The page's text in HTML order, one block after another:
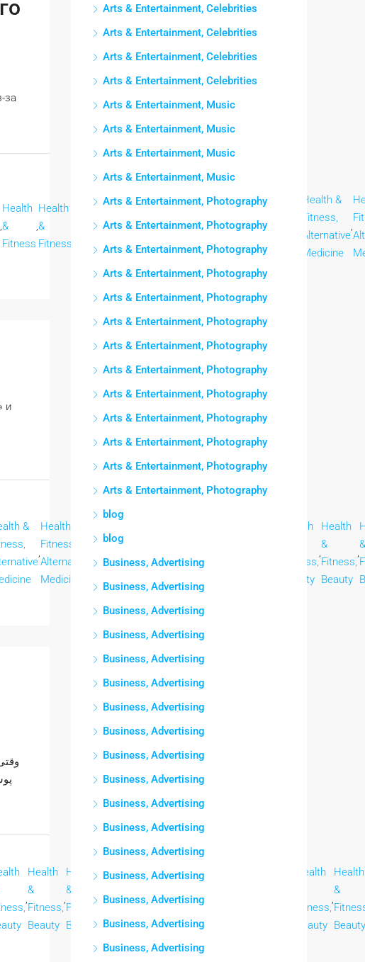
за
,
Health
&
Fitness
,
Health
&
Fitness
Health
Fitness
,
Health
Acne
,
Health
Acne
,
Health
Acne
,
Health
Fitness,
Acne
,
Health
Fitness,
Acne
Health &
Fitness,
Alternative
Medicine
,
и
&
,
Health &
Fitness,
Alternative
Medicine
&
Fitness,Fitness,Fitness,
Health
Fitness,
Beauty
,
Health
&
Fitness,
Beauty
,
&
Health
&
Fitness,
Beauty
Health
&
Fitness,
Beauty
,
Health
Fitness,
Beauty
,
Health
Fitness,
Beauty
,
Health
Fitness,
Beauty
Health
Fitness,
Beauty
Health
&
Beauty
Arts & Entertainment, Celebrities
Arts & Entertainment, Celebrities
Arts & Entertainment, Celebrities
Arts & Entertainment, Celebrities
Arts & Entertainment, Music
Arts & Entertainment, Music
Arts & Entertainment, Music
Arts & Entertainment, Music
Arts & Entertainment, Photography
Arts & Entertainment, Photography
Arts & Entertainment, Photography
Arts & Entertainment, Photography
Arts & Entertainment, Photography
Arts & Entertainment, Photography
Arts & Entertainment, Photography
Arts & Entertainment, Photography
Arts & Entertainment, Photography
Arts & Entertainment, Photography
Arts & Entertainment, Photography
Arts & Entertainment, Photography
Arts & Entertainment, Photography
blog
blog
Business, Advertising
Business, Advertising
Business, Advertising
Business, Advertising
Business, Advertising
Business, Advertising
Business, Advertising
Business, Advertising
Business, Advertising
Business, Advertising
Business, Advertising
Business, Advertising
Business, Advertising
Business, Advertising
Business, Advertising
Business, Advertising
Business, Advertising